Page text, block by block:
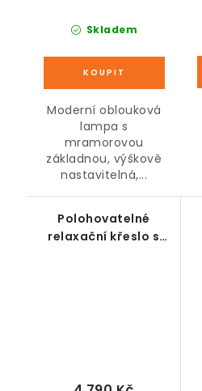
Skladem
Moderní oblouková
lampa s
mramorovou
základnou, výškově
nastavitelná,...
Polohovatelné
relaxační křeslo s